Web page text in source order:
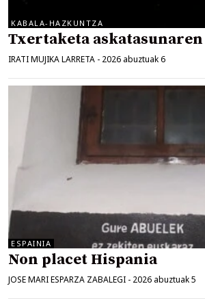
KABALA-HAZKUNTZA
Txertaketa
IRATI MUJIKA LARRETA - 2026 abuztuak 6
ESPAINIA
Non placet Hispania
JOSE MARI ESPARZA ZABALEGI - 2026 abuztuak 5